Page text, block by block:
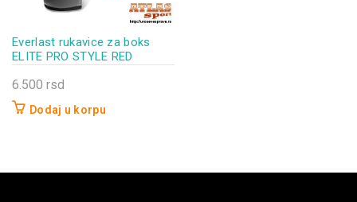
Everlast rukavice za boks
ELITE PRO STYLE RED
6.500 rsd
Dodaj u korpu